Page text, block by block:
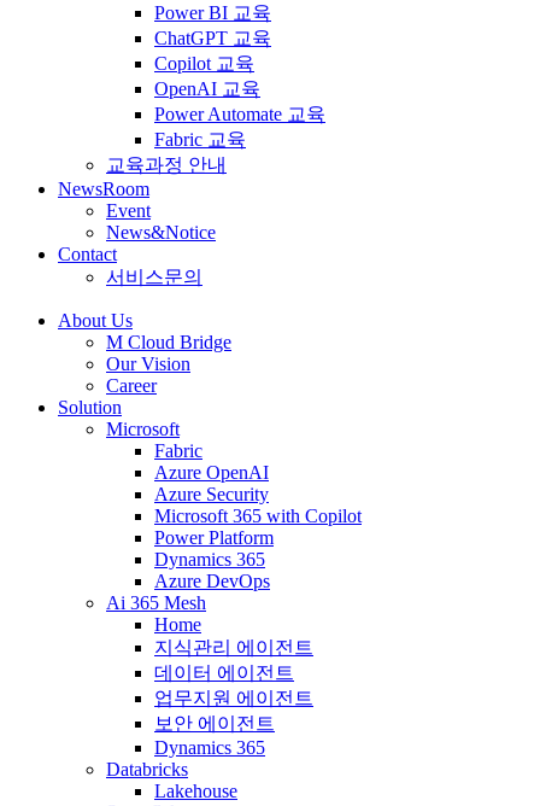
Power BI 교육
ChatGPT 교육
Copilot 교육
OpenAI 교육
Power Automate 교육
Fabric 교육
교육과정 안내
NewsRoom
Event
News&Notice
Contact
서비스문의
About Us
M Cloud Bridge
Our Vision
Career
Solution
Microsoft
Fabric
Azure OpenAI
Azure Security
Microsoft 365 with Copilot
Power Platform
Dynamics 365
Azure DevOps
Ai 365 Mesh
Home
지식관리 에이전트
데이터 에이전트
업무지원 에이전트
보안 에이전트
Dynamics 365
Databricks
Lakehouse